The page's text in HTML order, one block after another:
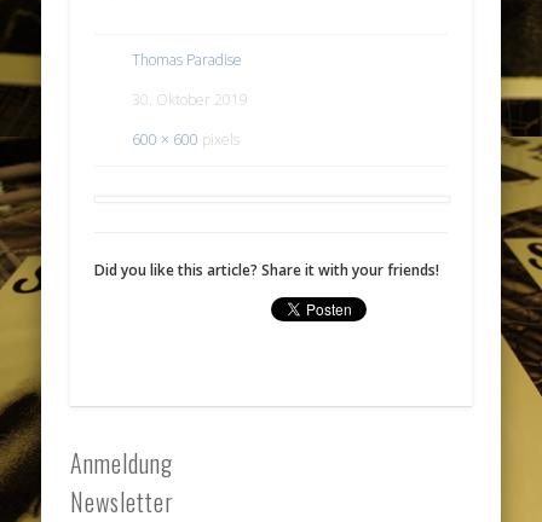
Thomas Paradise
30. Oktober 2019
600 × 600 pixels
Did you like this article? Share it with your friends!
Anmeldung
Newsletter